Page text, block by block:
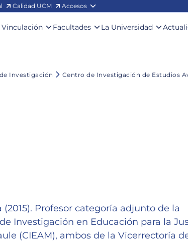
Calidad UCM Accesos
Vinculación Facultades La Universidad
Investigación Centro de Investigación de Estudios
Profesor categoría adjunto de la
Investigación en Educación para la
(CIEAM), ambos de la Vicerrectoría